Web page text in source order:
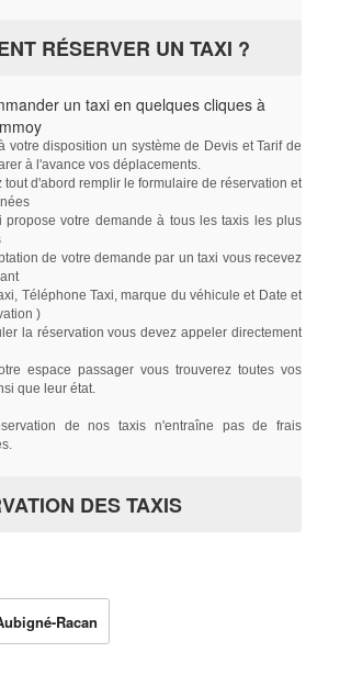
RÉSERVER UN TAXI ?
un taxi en quelques cliques à
votre disposition un système de Devis et Tarif de
à l'avance vos déplacements.
d'abord remplir le formulaire de réservation et
votre demande à tous les taxis les plus
de votre demande par un taxi vous recevez
Téléphone Taxi, marque du véhicule et Date et
)
la réservation vous devez appeler directement
espace passager vous trouverez toutes vos
que leur état.
de nos taxis n'entraîne pas de frais
DES TAXIS
Racan